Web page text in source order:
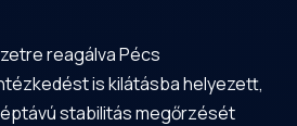
reagálva Pécs
is kilátásba helyezett,
stabilitás megőrzését